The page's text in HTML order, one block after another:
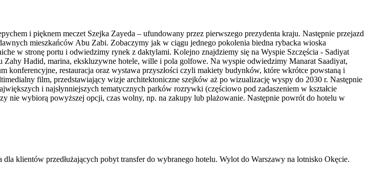
i pięknem meczet Szejka Zayeda – ufundowany przez pierwszego prezydenta kraju. Następnie przejazd
mieszkańców Abu Zabi. Zobaczymy jak w ciągu jednego pokolenia biedna rybacka wioska
w stronę portu i odwiedzimy rynek z daktylami. Kolejno znajdziemy się na Wyspie Szczęścia - Sadiyat
Hadid, marina, ekskluzywne hotele, wille i pola golfowe. Na wyspie odwiedzimy Manarat Saadiyat,
restauracja oraz wystawa przyszłości czyli makiety budynków, które wkrótce powstaną i
film, przedstawiający wizje architektoniczne szejków aż po wizualizację wyspy do 2030 r. Następnie
i najsłynniejszych tematycznych parków rozrywki (częściowo pod zadaszeniem w kształcie
nie wybiorą powyższej opcji, czas wolny, np. na zakupy lub plażowanie. Następnie powrót do hotelu w
klientów przedłużających pobyt transfer do wybranego hotelu. Wylot do Warszawy na lotnisko Okęcie.